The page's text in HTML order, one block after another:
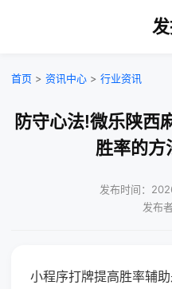
首页 > 资讯中心 > 行业资讯
防守心法!微乐陕西
胜率的
发布时间：
发布
小程序打牌提高胜率辅